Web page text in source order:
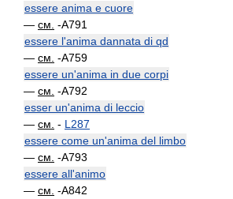
essere anima e cuore
— см. -A791
essere l'anima dannata di qd
— см. -A759
essere un'anima in due corpi
— см. -A792
esser un'anima di leccio
— см. - L287
essere come un'anima del limbo
— см. -A793
essere all'animo
— см. -A842